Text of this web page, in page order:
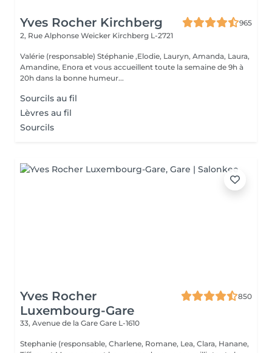
Yves Rocher Kirchberg
965
2, Rue Alphonse Weicker Kirchberg L-2721
Valérie (responsable) Stéphanie ,Elodie, Lauryn, Amanda, Laura,
Amandine, Enora et vous accueillent toute la semaine de 9h à
20h dans la bonne humeur...
Sourcils au fil
Lèvres au fil
Sourcils
Yves Rocher
Luxembourg-Gare
850
33, Avenue de la Gare Gare L-1610
Stephanie (responsable, Charlene, Romane, Lea, Clara, Hanane,